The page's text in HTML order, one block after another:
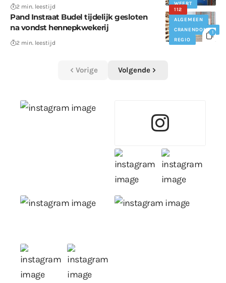
WEERT
2 min. leestijd
1
112
ALGEMEEN
CRANENDONCK
REGIO
Pand Instraat Budel tijdelijk gesloten
na vondst hennepkwekerij
2 min. leestijd
Vorige Volgende